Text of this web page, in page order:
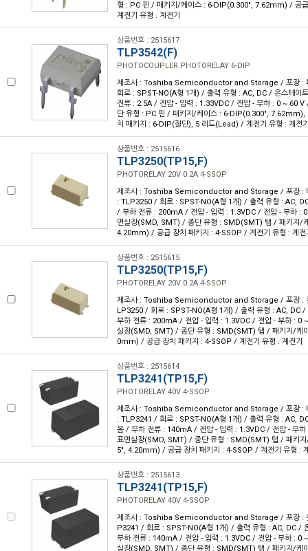
형 : PC 핀 / 패키지/케이스 : 6-DIP(0.300", 7.62mm) / 공
계전기 유형 : 계전기
상품번호 : 2515617
TLP3542(F)
PHOTOCOUPLER PHOTORELAY 6-DIP
제조사 : Toshiba Semiconductor and Storage / 포장 :
회로 : SPST-NO(A형 1개) / 출력 유형 : AC, DC / 온스테이
전류 : 2.5A / 전압 - 입력 : 1.33VDC / 전압 - 부하 : 0 ~ 60 V
단 유형 : PC 핀 / 패키지/케이스 : 6-DIP(0.300",
치 패키지 : 6-DIP(절단), 5 리드(Lead) / 계전기 유형 : 계전
상품번호 : 2515616
TLP3250(TP15,F)
PHOTORELAY 20V 0.2A 4-SSOP
제조사 : Toshiba Semiconductor and Storage / 포장 :
: TLP3250 / 회로 : SPST-NO(A형 1개) / 출력 유형 : AC,
/ 부하 전류 : 200mA / 전압 - 입력 : 1.3VDC / 전압 - 부하 :
면실장(SMD, SMT) / 종단 유형 : SMD(SMT) 탭 / 패키지/
4.20mm) / 공급 장치 패키지 : 4-SSOP / 계전기 유형 : 계전
상품번호 : 2515615
TLP3250(TP15,F)
PHOTORELAY 20V 0.2A 4-SSOP
제조사 : Toshiba Semiconductor and Storage / 포장 :
LP3250 / 회로 : SPST-NO(A형 1개) / 출력 유형 : AC, DC /
부하 전류 : 200mA / 전압 - 입력 : 1.3VDC / 전압 - 부하 : 0
실장(SMD, SMT) / 종단 유형 : SMD(SMT) 탭 / 패키지/케
0mm) / 공급 장치 패키지 : 4-SSOP / 계전기 유형 : 계전기
상품번호 : 2515614
TLP3241(TP15,F)
PHOTORELAY 40V 4-SSOP
제조사 : Toshiba Semiconductor and Storage / 포장 :
: TLP3241 / 회로 : SPST-NO(A형 1개) / 출력 유형 : AC,
옴 / 부하 전류 : 140mA / 전압 - 입력 : 1.3VDC / 전압 - 부
표면실장(SMD, SMT) / 종단 유형 : SMD(SMT) 탭 / 패키
5", 4.20mm) / 공급 장치 패키지 : 4-SSOP / 계전기 유형 :
상품번호 : 2515613
TLP3241(TP15,F)
PHOTORELAY 40V 4-SSOP
제조사 : Toshiba Semiconductor and Storage / 포장 :
P3241 / 회로 : SPST-NO(A형 1개) / 출력 유형 : AC, DC /
부하 전류 : 140mA / 전압 - 입력 : 1.3VDC / 전압 - 부하 : 0
실장(SMD, SMT) / 종단 유형 : SMD(SMT) 탭 / 패키지/케